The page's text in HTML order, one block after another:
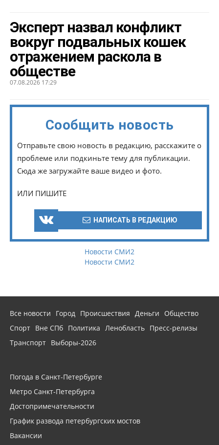
Эксперт назвал конфликт
вокруг подвальных кошек
отражением раскола в
обществе
07.08.2026 17:29
Сообщить новость
Отправьте свою новость в редакцию, расскажите о
проблеме или подкиньте тему для публикации.
Сюда же загружайте ваше видео и фото.
ИЛИ ПИШИТЕ
НАПИСАТЬ В РЕДАКЦИЮ
Новости СМИ2
Новости СМИ2
Все новости Город Происшествия Деньги
Общество
Спорт Вне СПб Политика Ленобласть Пресс-релизы
Транспорт Выборы-2026
Погода в Санкт-Петербурге
Метро Санкт-Петербурга
Достопримечательности
График развода петербургских мостов
Вакансии